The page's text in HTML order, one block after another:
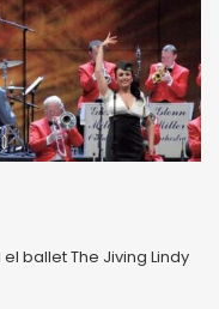
ballet The Jiving Lindy